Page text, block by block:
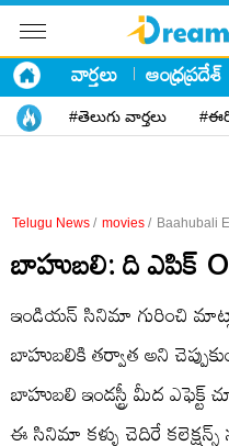
వార్తలు ఆంధ్రప్రదేశ్
#తెలుగు వార్తలు
Telugu News / movies / Baahubali
బాహుబలి: ది ఎపిక్
ఇండియన్ సినిమా గురించి
బాహుబలికి తర్వాత అని
బాహుబలి ఇండస్ట్రీ మీద
ఈ సినిమా కళ్ళు చెదిరే